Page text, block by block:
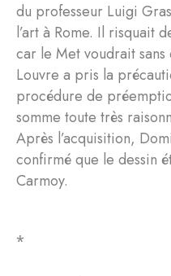
du professeur Luigi
l’art à Rome. Il risquait
car le Met voudrait
Louvre a pris la
procédure de
somme toute très
Après l’acquisition,
confirmé que le dessin
⁎